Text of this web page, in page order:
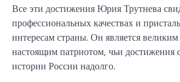
Все эти достижения Юрия Трутнева
профессиональных качествах и
интересам страны. Он является
настоящим патриотом, чьи достижения
истории России надолго.